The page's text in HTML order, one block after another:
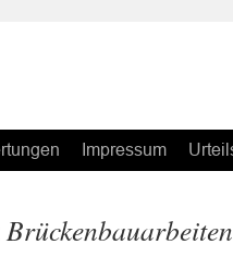
Impressum
Brückenbauarbeiten